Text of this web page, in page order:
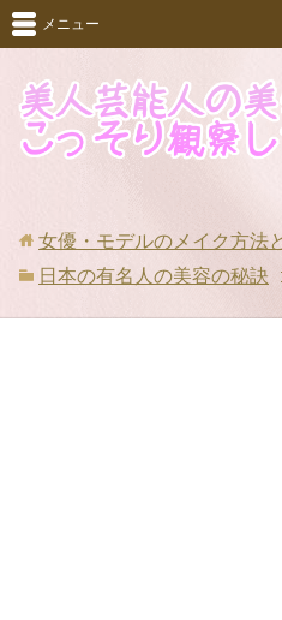
メニュー
女優・モデルのメイク方法
日本の有名人の美容の秘訣